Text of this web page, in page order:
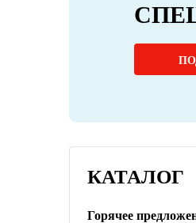
КАТАЛОГ
Горячее